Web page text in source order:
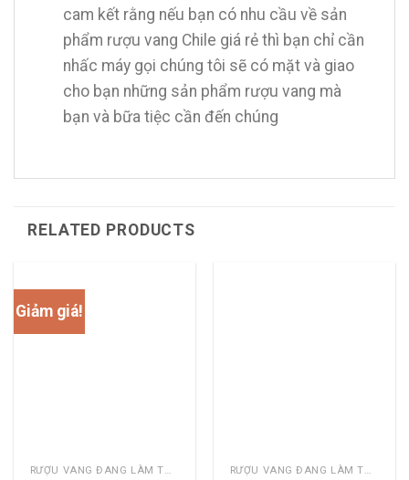
cam kết rằng nếu bạn có nhu cầu về sản
phẩm rượu vang Chile giá rẻ thì bạn chỉ cần
nhấc máy gọi chúng tôi sẽ có mặt và giao
cho bạn những sản phẩm rượu vang mà
bạn và bữa tiệc cần đến chúng
RELATED PRODUCTS
Giảm giá!
RƯỢU VANG ĐANG LÀM THỊ TRƯỜNG RƯỢU VANG ĐANG LÀM THỊ TRƯỜNG